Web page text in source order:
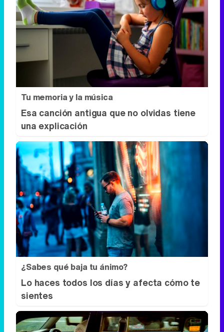
Tu memoria y la música
Esa canción antigua que no olvidas tiene
una explicación
¿Sabes qué baja tu ánimo?
Lo haces todos los días y afecta cómo te
sientes